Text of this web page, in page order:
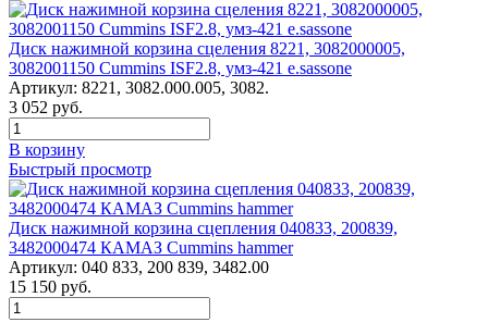
Диск нажимной корзина сцеления 8221, 3082000005,
3082001150 Cummins ISF2.8, умз-421 e.sassone
Артикул: 8221, 3082.000.005, 3082.
3 052 руб.
В корзину
Быстрый просмотр
Диск нажимной корзина сцепления 040833, 200839,
3482000474 КАМАЗ Cummins hammer
Артикул: 040 833, 200 839, 3482.00
15 150 руб.